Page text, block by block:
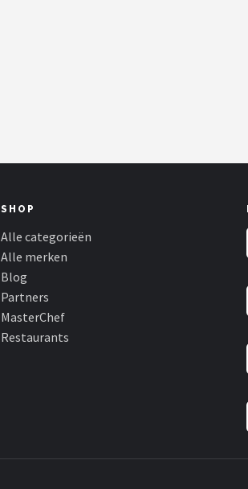
SHOP
Alle categorieën
Alle merken
Blog
Partners
MasterChef
Restaurants